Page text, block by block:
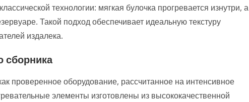
технологии: мягкая булочка прогревается изнутри, а
Такой подход обеспечивает идеальную текстуру
издалека.
сборника
проверенное оборудование, рассчитанное на интенсивное
элементы изготовлены из высококачественной